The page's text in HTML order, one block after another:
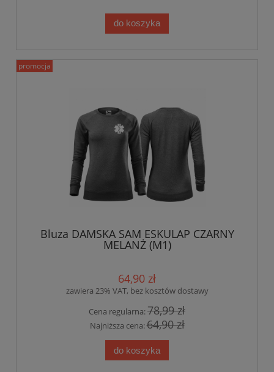
do koszyka
Bluza DAMSKA SAM ESKULAP CZARNY
MELANŻ (M1)
64,90 zł
zawiera 23% VAT, bez kosztów dostawy
Cena regularna:78,99 zł
Najniższa cena:64,90 zł
do koszyka
promocja